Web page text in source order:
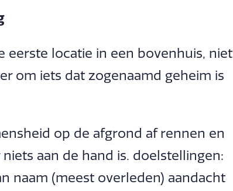
eerste locatie in een bovenhuis, niet
om iets dat zogenaamd geheim is
op de afgrond af rennen en
aan de hand is. doelstellingen:
naam (meest overleden) aandacht